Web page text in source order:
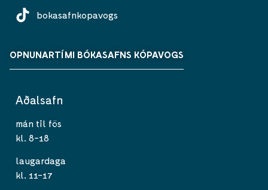
bokasafnkopavogs
OPNUNARTÍMI BÓKASAFNS KÓPAVOGS
Aðalsafn
mán til fös
kl. 8-18
laugardaga
kl. 11-17